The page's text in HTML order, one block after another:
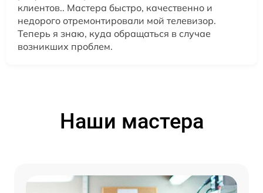
клиентов.. Мастера быстро, качественно и
недорого отремонтировали мой телевизор.
Теперь я знаю, куда обращаться в случае
возникших проблем.
Наши мастера